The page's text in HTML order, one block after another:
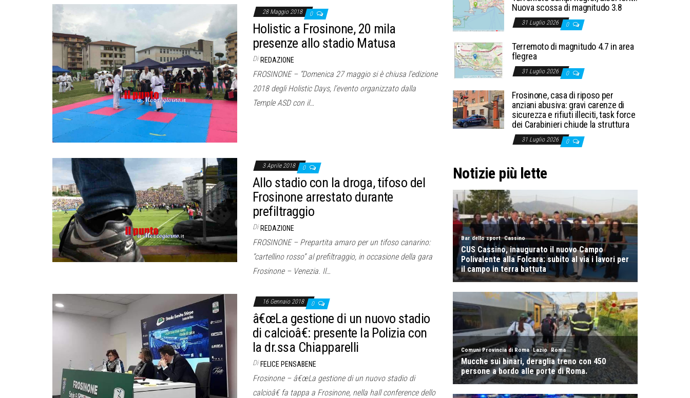
28 Maggio 2018 0
Holistic a Frosinone, 20 mila
presenze allo stadio Matusa
Di REDAZIONE
FROSINONE – “Domenica 27 maggio si è chiusa l’edizione
2018 degli Holistic Days, l’evento organizzato dalla
Temple ASD con il…
3 Aprile 2018 0
Allo stadio con la droga, tifoso del
Frosinone arrestato durante
prefiltraggio
Di REDAZIONE
FROSINONE – Prepartita amaro per un tifoso canarino:
“cartellino rosso” al prefiltraggio, in occasione della gara
Frosinone – Venezia. Il…
16 Gennaio 2018 0
â€œLa gestione di un nuovo stadio
di calcioâ€: presente la Polizia con
la dr.ssa Chiapparelli
Di FELICE PENSABENE
Frosinone – â€œLa gestione di un nuovo stadio di
calcioâ€ fa tappa a Frosinone, nella hall conference dello
Nuova scossa di magnitudo 3.8
31 Luglio 2026 0
Terremoto di magnitudo 4.7 in area
flegrea
31 Luglio 2026 0
Frosinone, casa di riposo per
anziani abusiva: gravi carenze di
sicurezza e rifiuti illeciti, task force
dei Carabinieri chiude la struttura
31 Luglio 2026 0
Notizie più lette